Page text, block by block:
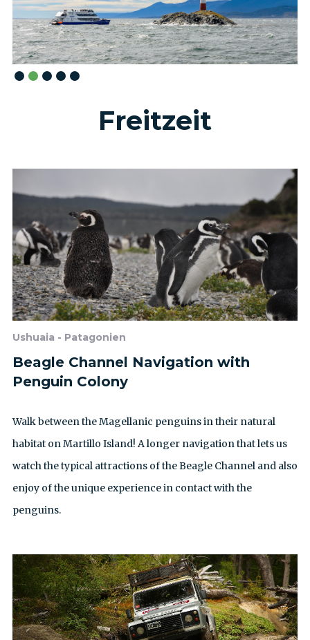
Slide 2 of 5.
Freitzeit
Ushuaia - Patagonien
Beagle Channel Navigation with
Penguin Colony
Walk between the Magellanic penguins in their natural
habitat on Martillo Island! A longer navigation that lets us
watch the typical attractions of the Beagle Channel and also
enjoy of the unique experience in contact with the
penguins.